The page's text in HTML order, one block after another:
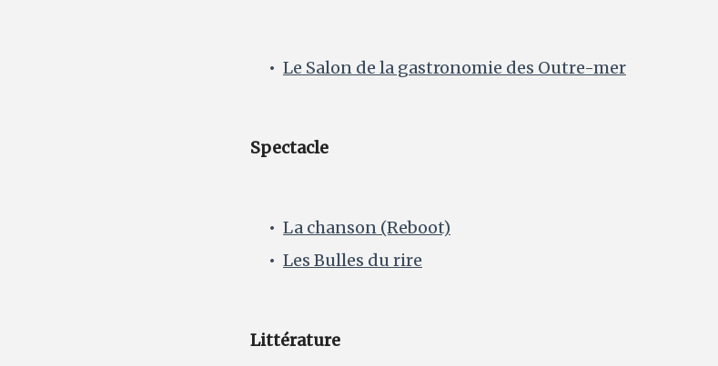
Le Salon de la gastronomie des Outre-mer
Spectacle
La chanson (Reboot)
Les Bulles du rire
Littérature